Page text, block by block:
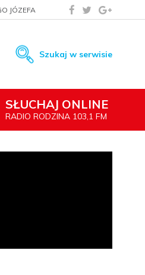
JÓZEFA
Szukaj w serwisie
SŁUCHAJ ONLINE
RADIO RODZINA 103,1 FM